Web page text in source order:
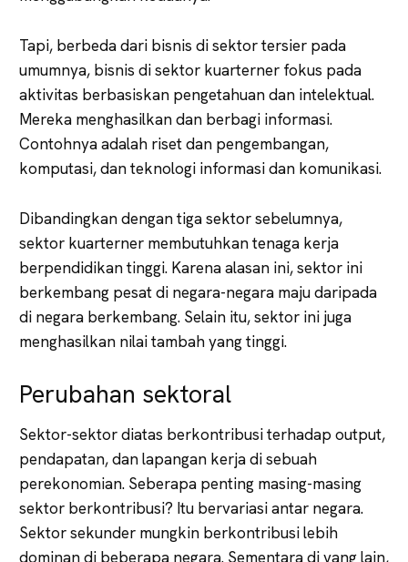
Tapi, berbeda dari bisnis di sektor tersier pada
umumnya, bisnis di sektor kuarterner fokus pada
aktivitas berbasiskan pengetahuan dan intelektual.
Mereka menghasilkan dan berbagi informasi.
Contohnya adalah riset dan pengembangan,
komputasi, dan teknologi informasi dan komunikasi.
Dibandingkan dengan tiga sektor sebelumnya,
sektor kuarterner membutuhkan tenaga kerja
berpendidikan tinggi. Karena alasan ini, sektor ini
berkembang pesat di negara-negara maju daripada
di negara berkembang. Selain itu, sektor ini juga
menghasilkan nilai tambah yang tinggi.
Perubahan sektoral
Sektor-sektor diatas berkontribusi terhadap output,
pendapatan, dan lapangan kerja di sebuah
perekonomian. Seberapa penting masing-masing
sektor berkontribusi? Itu bervariasi antar negara.
Sektor sekunder mungkin berkontribusi lebih
dominan di beberapa negara. Sementara di yang lain,